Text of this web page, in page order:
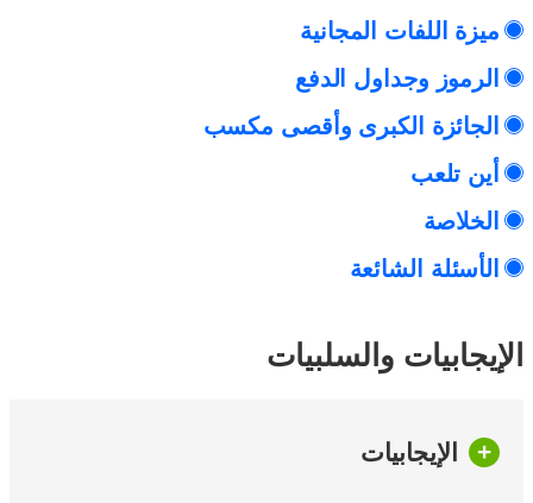
ميزة اللفات المجانية
الرموز وجداول الدفع
الجائزة الكبرى وأقصى مكسب
أين تلعب
الخلاصة
الأسئلة الشائعة
الإيجابيات والسلبيات
الإيجابيات